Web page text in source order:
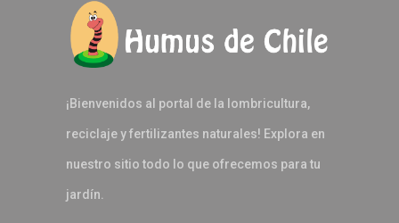
¡Bienvenidos al portal de la lombricultura,
reciclaje y fertilizantes naturales! Explora en
nuestro sitio todo lo que ofrecemos para tu
jardín.